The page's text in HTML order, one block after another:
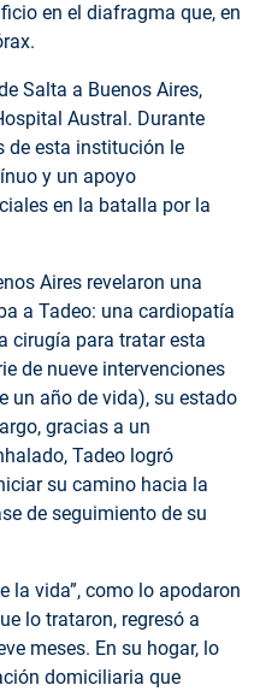
en el diafragma que, en
Salta a Buenos Aires,
Austral. Durante
de esta institución le
y un apoyo
en la batalla por la
Aires revelaron una
a Tadeo: una cardiopatía
cirugía para tratar esta
de nueve intervenciones
un año de vida), su estado
gracias a un
Tadeo logró
su camino hacia la
de seguimiento de su
la vida”, como lo apodaron
lo trataron, regresó a
meses. En su hogar, lo
domiciliaria que